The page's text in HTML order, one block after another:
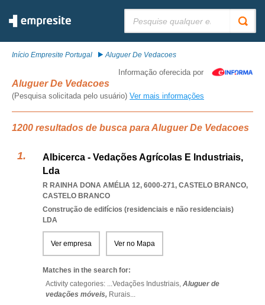
Início Empresite Portugal Aluguer De Vedacoes
Informação oferecida por
Aluguer De Vedacoes
(Pesquisa solicitada pelo usuário) Ver mais informações
1200 resultados de busca para Aluguer De Vedacoes
Albicerca - Vedações Agrícolas E Industriais,
Lda
R RAINHA DONA AMÉLIA 12, 6000-271, CASTELO BRANCO,
CASTELO BRANCO
Construção de edifícios (residenciais e não residenciais)
LDA
Ver empresa Ver no Mapa
Matches in the search for:
Activity categories: ...Vedações Industriais, Aluguer de
vedações móveis, Rurais...